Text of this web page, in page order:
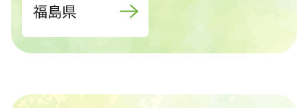
福島県